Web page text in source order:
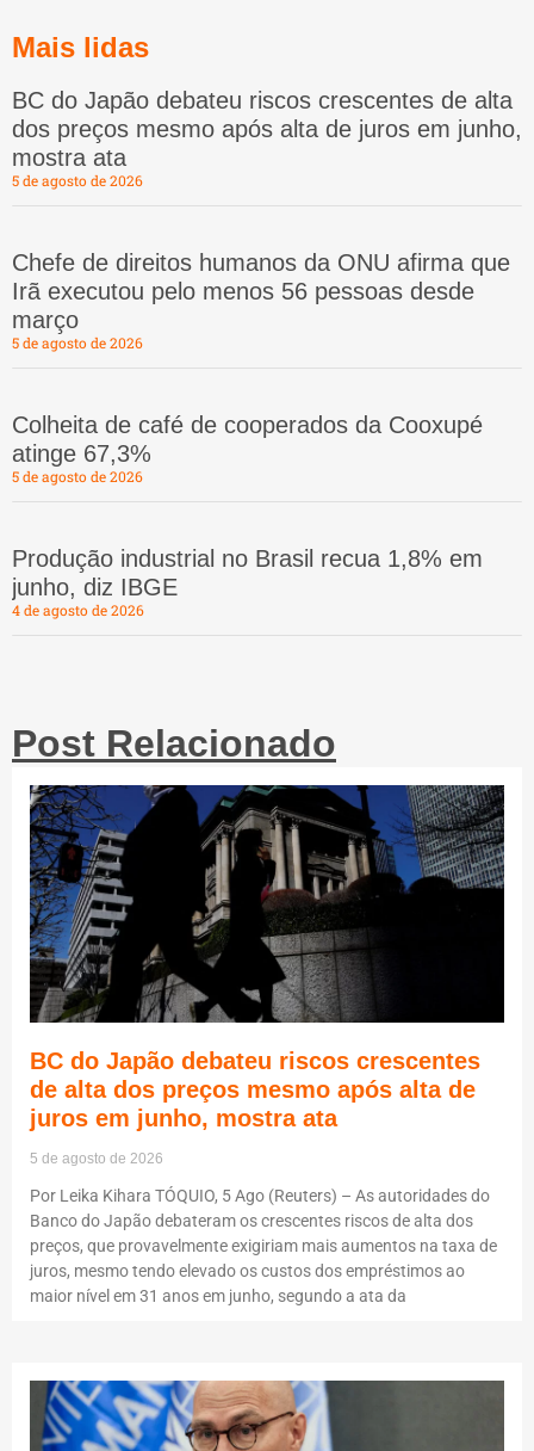
Mais lidas
BC do Japão debateu riscos crescentes de alta
dos preços mesmo após alta de juros em junho,
mostra ata
5 de agosto de 2026
Chefe de direitos humanos da ONU afirma que
Irã executou pelo menos 56 pessoas desde
março
5 de agosto de 2026
Colheita de café de cooperados da Cooxupé
atinge 67,3%
5 de agosto de 2026
Produção industrial no Brasil recua 1,8% em
junho, diz IBGE
4 de agosto de 2026
Post Relacionado
BC do Japão debateu riscos crescentes
de alta dos preços mesmo após alta de
juros em junho, mostra ata
5 de agosto de 2026
Por Leika Kihara TÓQUIO, 5 Ago (Reuters) – As autoridades do
Banco do Japão debateram os crescentes riscos de alta dos
preços, que provavelmente exigiriam mais aumentos na taxa de
juros, mesmo tendo elevado os custos dos empréstimos ao
maior nível em 31 anos em junho, segundo a ata da